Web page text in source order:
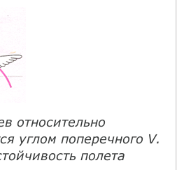
относительно
углом поперечного V.
полета